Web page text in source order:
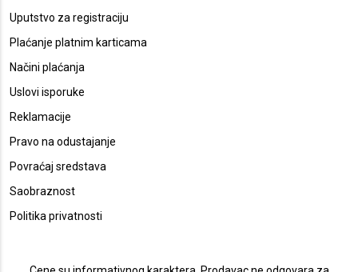
Uputstvo za registraciju
Plaćanje platnim karticama
Načini plaćanja
Uslovi isporuke
Reklamacije
Pravo na odustajanje
Povraćaj sredstava
Saobraznost
Politika privatnosti